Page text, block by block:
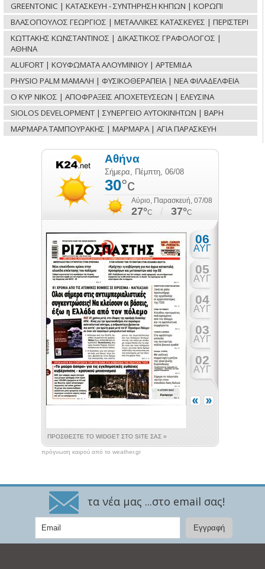
GREENTONIC | ΚΑΤΑΣΚΕΥΗ - ΣΥΝΤΗΡΗΣΗ ΚΗΠΩΝ | ΚΟΡΩΠΙ
ΒΛΑΣΟΠΟΥΛΟΣ ΓΕΩΡΓΙΟΣ | ΜΕΤΑΛΛΙΚΕΣ ΚΑΤΑΣΚΕΥΕΣ | ΠΕΡΙΣΤΕΡΙ
ΚΩΤΤΑΚΗΣ ΚΩΝΣΤΑΝΤΙΝΟΣ | ΔΙΚΑΣΤΙΚΟΣ ΓΡΑΦΟΛΟΓΟΣ |
ΑΘΗΝΑ
ALUFORT | ΚΟΥΦΩΜΑΤΑ ΑΛΟΥΜΙΝΙΟΥ | ΑΡΤΕΜΙΔΑ
PHYSIO PALM ΜΑΜΑΛΗ | ΦΥΣΙΚΟΘΕΡΑΠΕΙΑ | ΝΕΑ ΦΙΛΑΔΕΛΦΕΙΑ
Ο ΚΥΡ ΝΙΚΟΣ | ΑΠΟΦΡΑΞΕΙΣ ΑΠΟΧΕΤΕΥΣΕΩΝ | ΕΛΕΥΣΙΝΑ
SIOLOS DEVELOPMENT | ΣΥΝΕΡΓΕΙΟ ΑΥΤΟΚΙΝΗΤΩΝ | ΒΑΡΗ
ΜΑΡΜΑΡΑ ΤΑΜΠΟΥΡΑΚΗΣ | ΜΑΡΜΑΡΑ | ΑΓΙΑ ΠΑΡΑΣΚΕΥΗ
πρόγνωση καιρού από το weather.gr
τα νέα μας ...στο email σας!